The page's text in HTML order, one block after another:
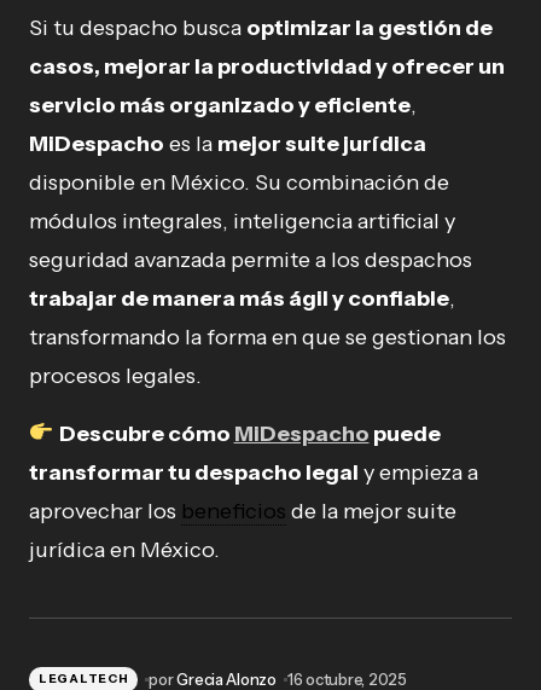
Si tu despacho busca optimizar la gestión de
casos, mejorar la productividad y ofrecer un
servicio más organizado y eficiente,
MiDespacho es la mejor suite jurídica
disponible en México. Su combinación de
módulos integrales, inteligencia artificial y
seguridad avanzada permite a los despachos
trabajar de manera más ágil y confiable,
transformando la forma en que se gestionan los
procesos legales.
Descubre cómo MiDespacho puede
transformar tu despacho legal y empieza a
aprovechar los beneficios de la mejor suite
jurídica en México.
LEGALTECH porGrecia Alonzo 16 octubre, 2025